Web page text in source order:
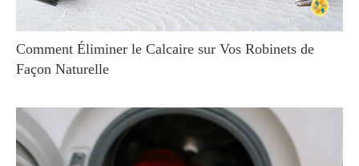
Comment Éliminer le Calcaire sur Vos Robinets de
Façon Naturelle